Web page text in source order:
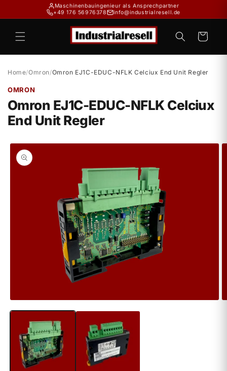
Inhalt
Maschinenbauingenieur als Ansprechpartner
+49 176 56976378
info@industrialresell.de
Warenkorb
Home/Omron/Omron EJ1C-EDUC-NFLK Celciux End Unit Regler
OMRON
Omron EJ1C-EDUC-NFLK Celciux
End Unit Regler
1
öffnen